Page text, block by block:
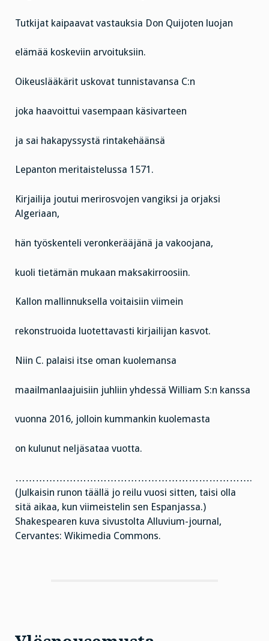
Tutkijat kaipaavat vastauksia Don Quijoten luojan
elämää koskeviin arvoituksiin.
Oikeuslääkärit uskovat tunnistavansa C:n
joka haavoittui vasempaan käsivarteen
ja sai hakapyssystä rintakehäänsä
Lepanton meritaistelussa 1571.
Kirjailija joutui merirosvojen vangiksi ja orjaksi
Algeriaan,
hän työskenteli veronkerääjänä ja vakoojana,
kuoli tietämän mukaan maksakirroosiin.
Kallon mallinnuksella voitaisiin viimein
rekonstruoida luotettavasti kirjailijan kasvot.
Niin C. palaisi itse oman kuolemansa
maailmanlaajuisiin juhliin yhdessä William S:n kanssa
vuonna 2016, jolloin kummankin kuolemasta
on kulunut neljäsataa vuotta.
…………………………………………………………….
(Julkaisin runon täällä jo reilu vuosi sitten, taisi olla
sitä aikaa, kun viimeistelin sen Espanjassa.)
Shakespearen kuva sivustolta Alluvium-journal,
Cervantes: Wikimedia Commons.